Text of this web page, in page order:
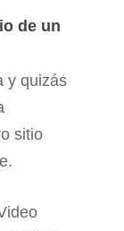
de un
y quizás
sitio